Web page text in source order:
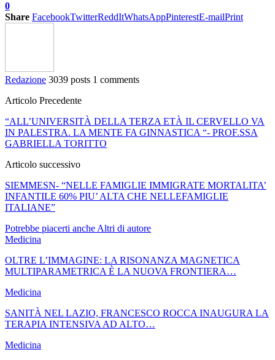
0
Share FacebookTwitterReddItWhatsAppPinterestE-mailPrint
Redazione 3039 posts 1 comments
Articolo Precedente
“ALL’UNIVERSITÀ DELLA TERZA ETÀ IL CERVELLO VA
IN PALESTRA. LA MENTE FA GINNASTICA “- PROF.SSA
GABRIELLA TORITTO
Articolo successivo
SIEMMESN- “NELLE FAMIGLIE IMMIGRATE MORTALITA’
INFANTILE 60% PIU’ ALTA CHE NELLEFAMIGLIE
ITALIANE”
Potrebbe piacerti anche Altri di autore
Medicina
OLTRE L’IMMAGINE: LA RISONANZA MAGNETICA
MULTIPARAMETRICA È LA NUOVA FRONTIERA…
Medicina
SANITÀ NEL LAZIO, FRANCESCO ROCCA INAUGURA LA
TERAPIA INTENSIVA AD ALTO…
Medicina